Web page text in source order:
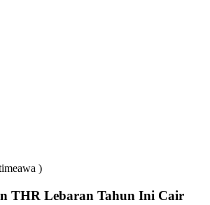
)
THR Lebaran Tahun Ini Cair